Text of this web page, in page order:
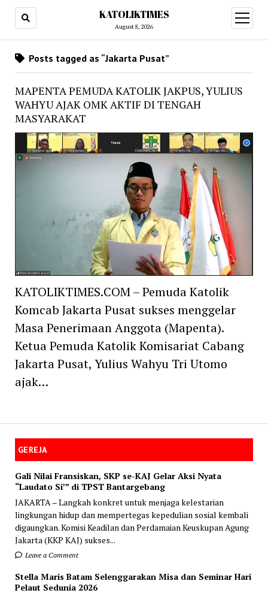
KATOLIKTIMES
August 8, 2026
open
menu
GEREJA
Gali Nilai Fransiskan, SKP se-KAJ Gelar Aksi Nyata
“Laudato Si’” di TPST Bantargebang
JAKARTA – Langkah konkret untuk menjaga kelestarian
lingkungan hidup dan mempertegas kepedulian sosial kembali
digaungkan. Komisi Keadilan dan Perdamaian Keuskupan Agung
Jakarta (KKP KAJ) sukses...
Leave a Comment
Stella Maris Batam Selenggarakan Misa dan Seminar Hari
Pelaut Sedunia 2026
Posts tagged as “Jakarta Pusat”
MAPENTA PEMUDA KATOLIK JAKPUS, YULIUS
WAHYU AJAK OMK AKTIF DI TENGAH
MASYARAKAT
KATOLIKTIMES.COM – Pemuda Katolik
Komcab Jakarta Pusat sukses menggelar
Masa Penerimaan Anggota (Mapenta).
Ketua Pemuda Katolik Komisariat Cabang
Jakarta Pusat, Yulius Wahyu Tri Utomo
ajak…